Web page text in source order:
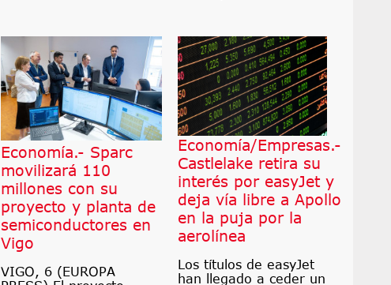
Economía.- Sparc
movilizará 110
millones con su
proyecto y planta de
semiconductores en
Vigo
VIGO, 6 (EUROPA
Economía/Empresas.-
Castlelake retira su
interés por easyJet y
deja vía libre a Apollo
en la puja por la
aerolínea
Los títulos de easyJet
han llegado a ceder un